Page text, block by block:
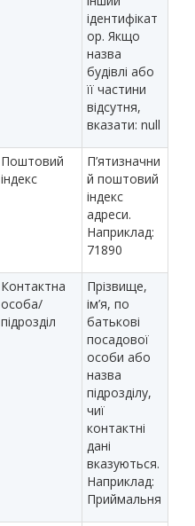
ідентифікат
ор. Якщо
назва
будівлі або
її частини
відсутня,
вказати: null
Поштовий
індекс
П’ятизначни
й поштовий
індекс
адреси.
Наприклад:
71890
Контактна
особа/
підрозділ
Прізвище,
ім’я, по
батькові
посадової
особи або
назва
підрозділу,
чиї
контактні
дані
вказуються.
Наприклад:
Приймальня